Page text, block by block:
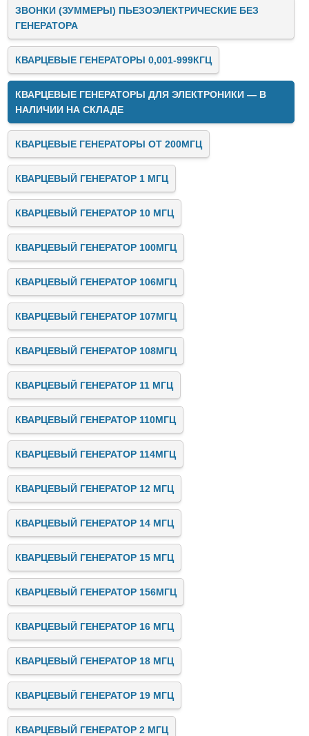
ЗВОНКИ (ЗУММЕРЫ) ПЬЕЗОЭЛЕКТРИЧЕСКИЕ БЕЗ
ГЕНЕРАТОРА
КВАРЦЕВЫЕ ГЕНЕРАТОРЫ 0,001-999КГЦ
КВАРЦЕВЫЕ ГЕНЕРАТОРЫ ДЛЯ ЭЛЕКТРОНИКИ — В
НАЛИЧИИ НА СКЛАДЕ
КВАРЦЕВЫЕ ГЕНЕРАТОРЫ ОТ 200МГЦ
КВАРЦЕВЫЙ ГЕНЕРАТОР 1 МГЦ
КВАРЦЕВЫЙ ГЕНЕРАТОР 10 МГЦ
КВАРЦЕВЫЙ ГЕНЕРАТОР 100МГЦ
КВАРЦЕВЫЙ ГЕНЕРАТОР 106МГЦ
КВАРЦЕВЫЙ ГЕНЕРАТОР 107МГЦ
КВАРЦЕВЫЙ ГЕНЕРАТОР 108МГЦ
КВАРЦЕВЫЙ ГЕНЕРАТОР 11 МГЦ
КВАРЦЕВЫЙ ГЕНЕРАТОР 110МГЦ
КВАРЦЕВЫЙ ГЕНЕРАТОР 114МГЦ
КВАРЦЕВЫЙ ГЕНЕРАТОР 12 МГЦ
КВАРЦЕВЫЙ ГЕНЕРАТОР 14 МГЦ
КВАРЦЕВЫЙ ГЕНЕРАТОР 15 МГЦ
КВАРЦЕВЫЙ ГЕНЕРАТОР 156МГЦ
КВАРЦЕВЫЙ ГЕНЕРАТОР 16 МГЦ
КВАРЦЕВЫЙ ГЕНЕРАТОР 18 МГЦ
КВАРЦЕВЫЙ ГЕНЕРАТОР 19 МГЦ
КВАРЦЕВЫЙ ГЕНЕРАТОР 2 МГЦ